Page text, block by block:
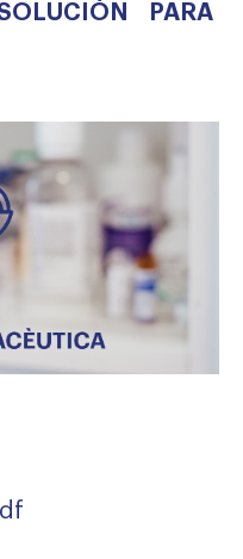
PARA